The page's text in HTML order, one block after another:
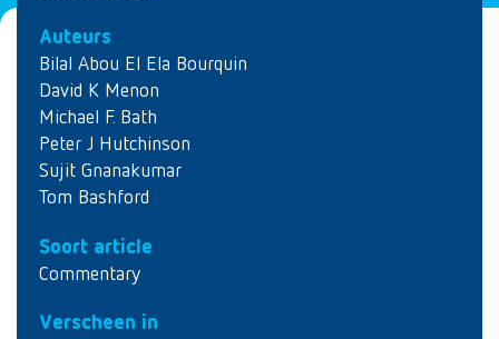
Auteurs
Bilal Abou El Ela Bourquin
David K Menon
Michael F. Bath
Peter J Hutchinson
Sujit Gnanakumar
Tom Bashford
Soort article
Commentary
Verscheen in